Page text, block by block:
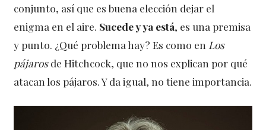
conjunto, así que es buena elección dejar el
enigma en el aire. Sucede y ya está, es una premisa
y punto. ¿Qué problema hay? Es como en Los
pájarosde Hitchcock, que no nos explican por qué
atacan los pájaros. Y da igual, no tiene importancia.